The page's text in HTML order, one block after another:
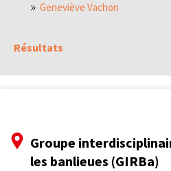
Geneviève Vachon
Résultats
Groupe
les banlieues (GIRBa)